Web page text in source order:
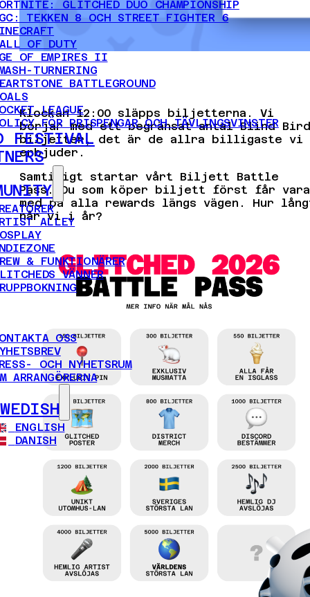
GLITCHED DUO CHAMPIONSHIP
TEKKEN 8 OCH STREET FIGHTER 6
OF DUTY
OF EMPIRES II
TURNERING
BATTLEGROUND
LEAGUE
FÖR PRISPENGAR OCH TÄVLINGSVINSTER
FESTIVAL
ALLEY
& FUNKTIONÄRER
VÄNNER
OSS
OCH NYHETSRUM
ARRANGÖRERNA
ENGLISH
DANISH
Klockan 12:00 släpps biljetterna. Vi
börjar med ett begränsat antal Blind
biljetter, det är de allra billigaste vi
erbjuder.
Samtidigt startar vårt Biljett Battle
Pass. Du som köper biljett först får vara
med på alla rewards längs vägen. Hur
når vi i år?